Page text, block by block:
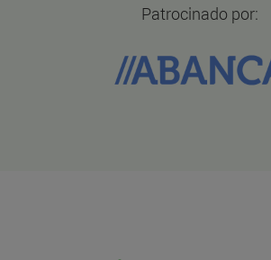
Patrocinado por: